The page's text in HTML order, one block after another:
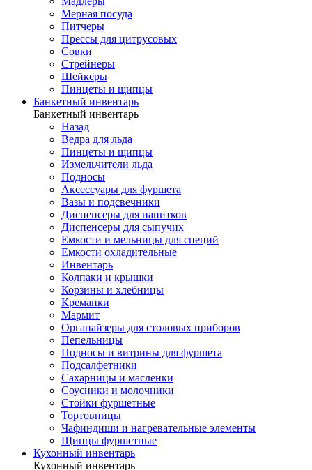
Мерная посуда
Питчеры
Прессы для цитрусовых
Совки
Стрейнеры
Шейкеры
Пинцеты и щипцы
Банкетный инвентарь
Банкетный инвентарь
Назад
Ведра для льда
Пинцеты и щипцы
Измельчители льда
Подносы
Аксессуары для фуршета
Вазы и подсвечники
Диспенсеры для напитков
Диспенсеры для сыпучих
Емкости и мельницы для специй
Емкости охладительные
Инвентарь
Колпаки и крышки
Корзины и хлебницы
Креманки
Мармит
Органайзеры для столовых приборов
Пепельницы
Подносы и витрины для фуршета
Подсалфетники
Сахарницы и масленки
Соусники и молочники
Стойки фуршетные
Тортовницы
Чафиндиши и нагревательные элементы
Щипцы фуршетные
Кухонный инвентарь
Кухонный инвентарь